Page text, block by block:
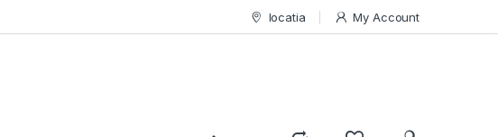
locatia My Account